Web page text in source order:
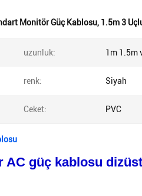
Monitör Güç Kablosu, 1.5m 3
uzunluk: 1m 1.5m
renk: Siyah
Ceket: PVC
AC güç kablosu